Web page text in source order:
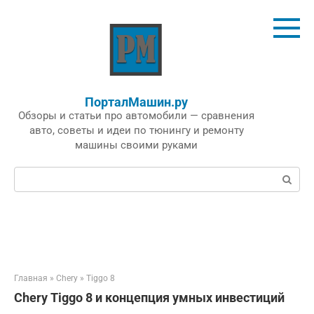
ПорталМашин.ру
Обзоры и статьи про автомобили — сравнения
авто, советы и идеи по тюнингу и ремонту
машины своими руками
Поиск:
Главная » Chery » Tiggo 8
Chery Tiggo 8 и концепция умных инвестиций